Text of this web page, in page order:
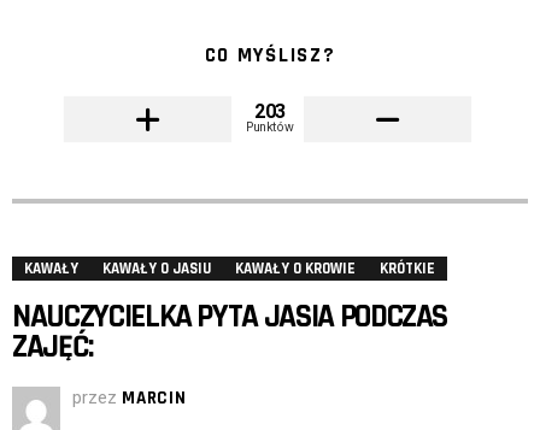
CO MYŚLISZ?
203
Punktów
KAWAŁY KAWAŁY O JASIU KAWAŁY O KROWIE KRÓTKIE
NAUCZYCIELKA PYTA JASIA PODCZAS
ZAJĘĆ:
przez MARCIN